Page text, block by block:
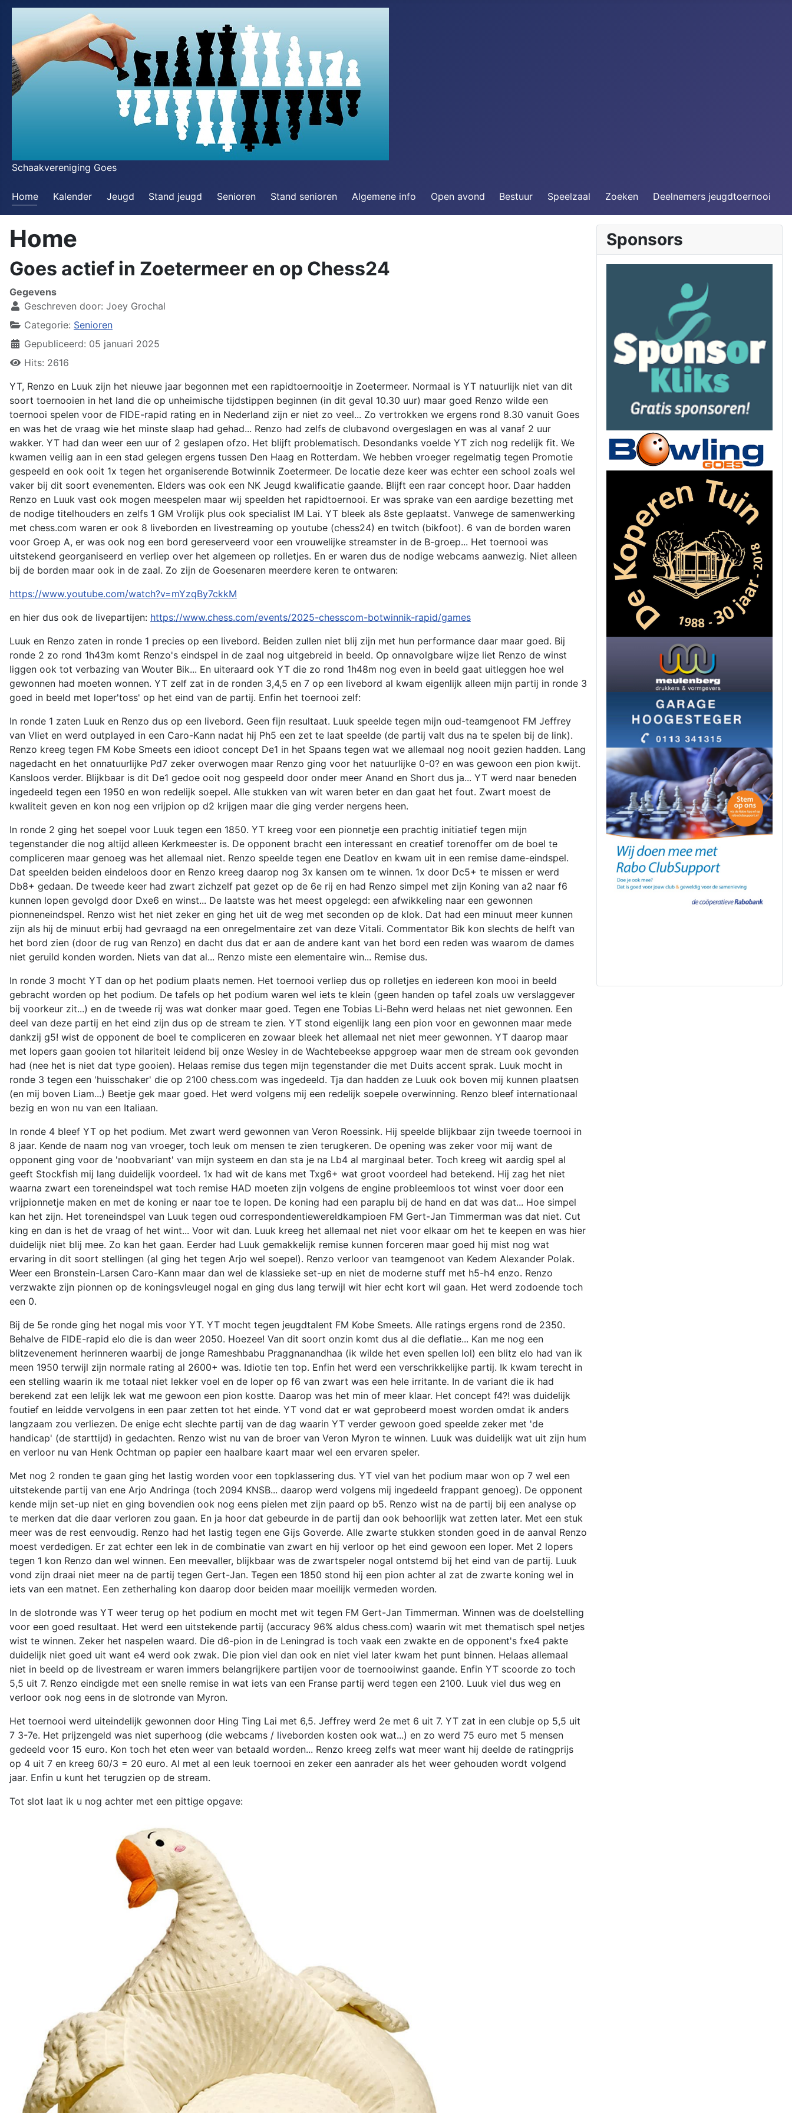
Schaakvereniging Goes
Home Kalender Jeugd Stand jeugd Senioren Stand senioren Algemene info Open avond Bestuur Speelzaal Zoeken Deelnemers jeugdtoernooi
Home
Goes actief in Zoetermeer en op Chess24
Gegevens
Geschreven door: Joey Grochal
Categorie: Senioren
Gepubliceerd: 05 januari 2025
Hits: 2616
YT, Renzo en Luuk zijn het nieuwe jaar begonnen met een rapidtoernooitje in Zoetermeer. Normaal is YT natuurlijk niet van dit
soort toernooien in het land die op unheimische tijdstippen beginnen (in dit geval 10.30 uur) maar goed Renzo wilde een
toernooi spelen voor de FIDE-rapid rating en in Nederland zijn er niet zo veel... Zo vertrokken we ergens rond 8.30 vanuit Goes
en was het de vraag wie het minste slaap had gehad... Renzo had zelfs de clubavond overgeslagen en was al vanaf 2 uur
wakker. YT had dan weer een uur of 2 geslapen ofzo. Het blijft problematisch. Desondanks voelde YT zich nog redelijk fit. We
kwamen veilig aan in een stad gelegen ergens tussen Den Haag en Rotterdam. We hebben vroeger regelmatig tegen Promotie
gespeeld en ook ooit 1x tegen het organiserende Botwinnik Zoetermeer. De locatie deze keer was echter een school zoals wel
vaker bij dit soort evenementen. Elders was ook een NK Jeugd kwalificatie gaande. Blijft een raar concept hoor. Daar hadden
Renzo en Luuk vast ook mogen meespelen maar wij speelden het rapidtoernooi. Er was sprake van een aardige bezetting met
de nodige titelhouders en zelfs 1 GM Vrolijk plus ook specialist IM Lai. YT bleek als 8ste geplaatst. Vanwege de samenwerking
met chess.com waren er ook 8 liveborden en livestreaming op youtube (chess24) en twitch (bikfoot). 6 van de borden waren
voor Groep A, er was ook nog een bord gereserveerd voor een vrouwelijke streamster in de B-groep... Het toernooi was
uitstekend georganiseerd en verliep over het algemeen op rolletjes. En er waren dus de nodige webcams aanwezig. Niet alleen
bij de borden maar ook in de zaal. Zo zijn de Goesenaren meerdere keren te ontwaren:
https://www.youtube.com/watch?v=mYzqBy7ckkM
en hier dus ook de livepartijen: https://www.chess.com/events/2025-chesscom-botwinnik-rapid/games
Luuk en Renzo zaten in ronde 1 precies op een livebord. Beiden zullen niet blij zijn met hun performance daar maar goed. Bij
ronde 2 zo rond 1h43m komt Renzo's eindspel in de zaal nog uitgebreid in beeld. Op onnavolgbare wijze liet Renzo de winst
liggen ook tot verbazing van Wouter Bik... En uiteraard ook YT die zo rond 1h48m nog even in beeld gaat uitleggen hoe wel
gewonnen had moeten wonnen. YT zelf zat in de ronden 3,4,5 en 7 op een livebord al kwam eigenlijk alleen mijn partij in ronde 3
goed in beeld met loper'toss' op het eind van de partij. Enfin het toernooi zelf:
In ronde 1 zaten Luuk en Renzo dus op een livebord. Geen fijn resultaat. Luuk speelde tegen mijn oud-teamgenoot FM Jeffrey
van Vliet en werd outplayed in een Caro-Kann nadat hij Ph5 een zet te laat speelde (de partij valt dus na te spelen bij de link).
Renzo kreeg tegen FM Kobe Smeets een idioot concept De1 in het Spaans tegen wat we allemaal nog nooit gezien hadden. Lang
nagedacht en het onnatuurlijke Pd7 zeker overwogen maar Renzo ging voor het natuurlijke 0-0? en was gewoon een pion kwijt.
Kansloos verder. Blijkbaar is dit De1 gedoe ooit nog gespeeld door onder meer Anand en Short dus ja... YT werd naar beneden
ingedeeld tegen een 1950 en won redelijk soepel. Alle stukken van wit waren beter en dan gaat het fout. Zwart moest de
kwaliteit geven en kon nog een vrijpion op d2 krijgen maar die ging verder nergens heen.
In ronde 2 ging het soepel voor Luuk tegen een 1850. YT kreeg voor een pionnetje een prachtig initiatief tegen mijn
tegenstander die nog altijd alleen Kerkmeester is. De opponent bracht een interessant en creatief torenoffer om de boel te
compliceren maar genoeg was het allemaal niet. Renzo speelde tegen ene Deatlov en kwam uit in een remise dame-eindspel.
Dat speelden beiden eindeloos door en Renzo kreeg daarop nog 3x kansen om te winnen. 1x door Dc5+ te missen er werd
Db8+ gedaan. De tweede keer had zwart zichzelf pat gezet op de 6e rij en had Renzo simpel met zijn Koning van a2 naar f6
kunnen lopen gevolgd door Dxe6 en winst... De laatste was het meest opgelegd: een afwikkeling naar een gewonnen
pionneneindspel. Renzo wist het niet zeker en ging het uit de weg met seconden op de klok. Dat had een minuut meer kunnen
zijn als hij de minuut erbij had gevraagd na een onregelmentaire zet van deze Vitali. Commentator Bik kon slechts de helft van
het bord zien (door de rug van Renzo) en dacht dus dat er aan de andere kant van het bord een reden was waarom de dames
niet geruild konden worden. Niets van dat al... Renzo miste een elementaire win... Remise dus.
In ronde 3 mocht YT dan op het podium plaats nemen. Het toernooi verliep dus op rolletjes en iedereen kon mooi in beeld
gebracht worden op het podium. De tafels op het podium waren wel iets te klein (geen handen op tafel zoals uw verslaggever
bij voorkeur zit...) en de tweede rij was wat donker maar goed. Tegen ene Tobias Li-Behn werd helaas net niet gewonnen. Een
deel van deze partij en het eind zijn dus op de stream te zien. YT stond eigenlijk lang een pion voor en gewonnen maar mede
dankzij g5! wist de opponent de boel te compliceren en zowaar bleek het allemaal net niet meer gewonnen. YT daarop maar
met lopers gaan gooien tot hilariteit leidend bij onze Wesley in de Wachtebeekse appgroep waar men de stream ook gevonden
had (nee het is niet dat type gooien). Helaas remise dus tegen mijn tegenstander die met Duits accent sprak. Luuk mocht in
ronde 3 tegen een 'huisschaker' die op 2100 chess.com was ingedeeld. Tja dan hadden ze Luuk ook boven mij kunnen plaatsen
(en mij boven Liam...) Beetje gek maar goed. Het werd volgens mij een redelijk soepele overwinning. Renzo bleef internationaal
bezig en won nu van een Italiaan.
In ronde 4 bleef YT op het podium. Met zwart werd gewonnen van Veron Roessink. Hij speelde blijkbaar zijn tweede toernooi in
8 jaar. Kende de naam nog van vroeger, toch leuk om mensen te zien terugkeren. De opening was zeker voor mij want de
opponent ging voor de 'noobvariant' van mijn systeem en dan sta je na Lb4 al marginaal beter. Toch kreeg wit aardig spel al
geeft Stockfish mij lang duidelijk voordeel. 1x had wit de kans met Txg6+ wat groot voordeel had betekend. Hij zag het niet
waarna zwart een toreneindspel wat toch remise HAD moeten zijn volgens de engine probleemloos tot winst voer door een
vrijpionnetje maken en met de koning er naar toe te lopen. De koning had een paraplu bij de hand en dat was dat... Hoe simpel
kan het zijn. Het toreneindspel van Luuk tegen oud correspondentiewereldkampioen FM Gert-Jan Timmerman was dat niet. Cut
king en dan is het de vraag of het wint... Voor wit dan. Luuk kreeg het allemaal net niet voor elkaar om het te keepen en was hier
duidelijk niet blij mee. Zo kan het gaan. Eerder had Luuk gemakkelijk remise kunnen forceren maar goed hij mist nog wat
ervaring in dit soort stellingen (al ging het tegen Arjo wel soepel). Renzo verloor van teamgenoot van Kedem Alexander Polak.
Weer een Bronstein-Larsen Caro-Kann maar dan wel de klassieke set-up en niet de moderne stuff met h5-h4 enzo. Renzo
verzwakte zijn pionnen op de koningsvleugel nogal en ging dus lang terwijl wit hier echt kort wil gaan. Het werd zodoende toch
een 0.
Bij de 5e ronde ging het nogal mis voor YT. YT mocht tegen jeugdtalent FM Kobe Smeets. Alle ratings ergens rond de 2350.
Behalve de FIDE-rapid elo die is dan weer 2050. Hoezee! Van dit soort onzin komt dus al die deflatie... Kan me nog een
blitzevenement herinneren waarbij de jonge Rameshbabu Praggnanandhaa (ik wilde het even spellen lol) een blitz elo had van ik
meen 1950 terwijl zijn normale rating al 2600+ was. Idiotie ten top. Enfin het werd een verschrikkelijke partij. Ik kwam terecht in
een stelling waarin ik me totaal niet lekker voel en de loper op f6 van zwart was een hele irritante. In de variant die ik had
berekend zat een lelijk lek wat me gewoon een pion kostte. Daarop was het min of meer klaar. Het concept f4?! was duidelijk
foutief en leidde vervolgens in een paar zetten tot het einde. YT vond dat er wat geprobeerd moest worden omdat ik anders
langzaam zou verliezen. De enige echt slechte partij van de dag waarin YT verder gewoon goed speelde zeker met 'de
handicap' (de starttijd) in gedachten. Renzo wist nu van de broer van Veron Myron te winnen. Luuk was duidelijk wat uit zijn hum
en verloor nu van Henk Ochtman op papier een haalbare kaart maar wel een ervaren speler.
Met nog 2 ronden te gaan ging het lastig worden voor een topklassering dus. YT viel van het podium maar won op 7 wel een
uitstekende partij van ene Arjo Andringa (toch 2094 KNSB... daarop werd volgens mij ingedeeld frappant genoeg). De opponent
kende mijn set-up niet en ging bovendien ook nog eens pielen met zijn paard op b5. Renzo wist na de partij bij een analyse op
te merken dat die daar verloren zou gaan. En ja hoor dat gebeurde in de partij dan ook behoorlijk wat zetten later. Met een stuk
meer was de rest eenvoudig. Renzo had het lastig tegen ene Gijs Goverde. Alle zwarte stukken stonden goed in de aanval Renzo
moest verdedigen. Er zat echter een lek in de combinatie van zwart en hij verloor op het eind gewoon een loper. Met 2 lopers
tegen 1 kon Renzo dan wel winnen. Een meevaller, blijkbaar was de zwartspeler nogal ontstemd bij het eind van de partij. Luuk
vond zijn draai niet meer na de partij tegen Gert-Jan. Tegen een 1850 stond hij een pion achter al zat de zwarte koning wel in
iets van een matnet. Een zetherhaling kon daarop door beiden maar moeilijk vermeden worden.
In de slotronde was YT weer terug op het podium en mocht met wit tegen FM Gert-Jan Timmerman. Winnen was de doelstelling
voor een goed resultaat. Het werd een uitstekende partij (accuracy 96% aldus chess.com) waarin wit met thematisch spel netjes
wist te winnen. Zeker het naspelen waard. Die d6-pion in de Leningrad is toch vaak een zwakte en de opponent's fxe4 pakte
duidelijk niet goed uit want e4 werd ook zwak. Die pion viel dan ook en niet viel later kwam het punt binnen. Helaas allemaal
niet in beeld op de livestream er waren immers belangrijkere partijen voor de toernooiwinst gaande. Enfin YT scoorde zo toch
5,5 uit 7. Renzo eindigde met een snelle remise in wat iets van een Franse partij werd tegen een 2100. Luuk viel dus weg en
verloor ook nog eens in de slotronde van Myron.
Het toernooi werd uiteindelijk gewonnen door Hing Ting Lai met 6,5. Jeffrey werd 2e met 6 uit 7. YT zat in een clubje op 5,5 uit
7 3-7e. Het prijzengeld was niet superhoog (die webcams / liveborden kosten ook wat...) en zo werd 75 euro met 5 mensen
gedeeld voor 15 euro. Kon toch het eten weer van betaald worden... Renzo kreeg zelfs wat meer want hij deelde de ratingprijs
op 4 uit 7 en kreeg 60/3 = 20 euro. Al met al een leuk toernooi en zeker een aanrader als het weer gehouden wordt volgend
jaar. Enfin u kunt het terugzien op de stream.
Tot slot laat ik u nog achter met een pittige opgave:
Sponsors